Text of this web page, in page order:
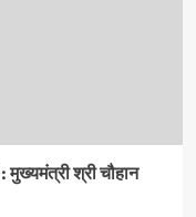
श्री चौहान